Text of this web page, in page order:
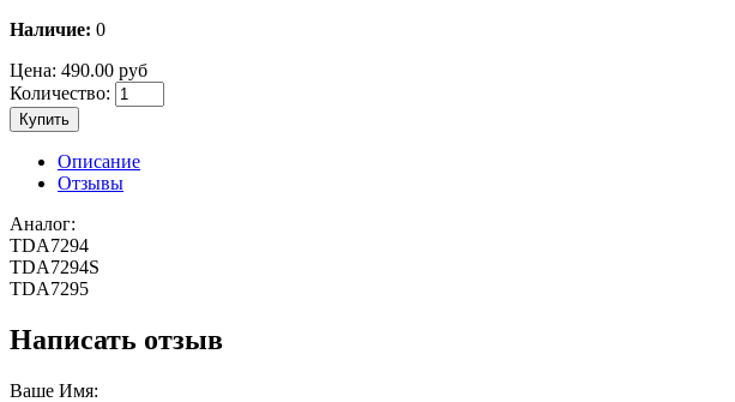
Наличие: 0
Цена: 490.00 руб
Количество:
Купить
Описание
Отзывы
Аналог:
TDA7294
TDA7294S
TDA7295
Написать отзыв
Ваше Имя: